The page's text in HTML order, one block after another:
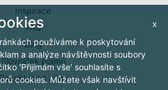
Inspirace
FAQ
Blog
Slovníček pojmů
s námi
x
používáme k poskytování
a analýze návštěvnosti soubory
'Přijímám vše' souhlasíte s
cookies. Můžete však navštívit